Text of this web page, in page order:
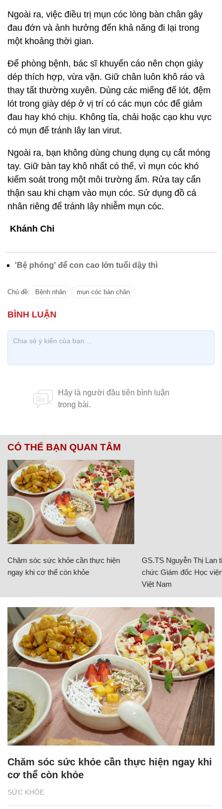
Ngoài ra, việc điều trị mụn cóc lòng bàn chân gây
đau đớn và ảnh hưởng đến khả năng đi lại trong
một khoảng thời gian.
Để phòng bệnh, bác sĩ khuyến cáo nên chọn giày
dép thích hợp, vừa vặn. Giữ chân luôn khô ráo và
thay tất thường xuyên. Dùng các miếng đế lót, đệm
lót trong giày dép ở vị trí có các mụn cóc để giảm
đau hay khó chịu. Không tỉa, chải hoặc cạo khu vực
có mụn để tránh lây lan virut.
Ngoài ra, bạn không dùng chung dụng cụ cắt móng
tay. Giữ bàn tay khô nhất có thể, vì mụn cóc khó
kiểm soát trong một môi trường ẩm. Rửa tay cẩn
thận sau khi chạm vào mụn cóc. Sử dụng đồ cá
nhân riêng để tránh lây nhiễm mụn cóc.
Khánh Chi
'Bệ phóng' để con cao lớn tuổi dậy thì
Chủ đề: Bệnh nhân mụn cóc bàn chân
CÓ THỂ BẠN QUAN TÂM
Chăm sóc sức khỏe cần thực hiện
ngay khi cơ thể còn khỏe
GS.TS Nguyễn Thị Lan
chức Giám đốc Học
Việt Nam
SỨC KHỎE
Chăm sóc sức khỏe cần thực hiện ngay khi
cơ thể còn khỏe